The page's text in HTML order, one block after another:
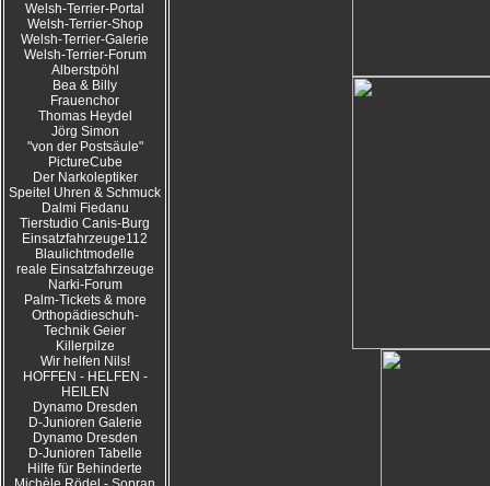
Welsh-Terrier-Portal
Welsh-Terrier-Shop
Welsh-Terrier-Galerie
Welsh-Terrier-Forum
Alberstpöhl
Bea & Billy
Frauenchor
Thomas Heydel
Jörg Simon
"von der Postsäule"
PictureCube
Der Narkoleptiker
Speitel Uhren & Schmuck
Dalmi Fiedanu
Tierstudio Canis-Burg
Einsatzfahrzeuge112
Blaulichtmodelle
reale Einsatzfahrzeuge
Narki-Forum
Palm-Tickets & more
Orthopädieschuh-
Technik Geier
Killerpilze
Wir helfen Nils!
HOFFEN - HELFEN -
HEILEN
Dynamo Dresden
D-Junioren Galerie
Dynamo Dresden
D-Junioren Tabelle
Hilfe für Behinderte